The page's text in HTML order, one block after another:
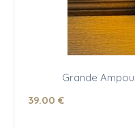
Grande
39.00 €